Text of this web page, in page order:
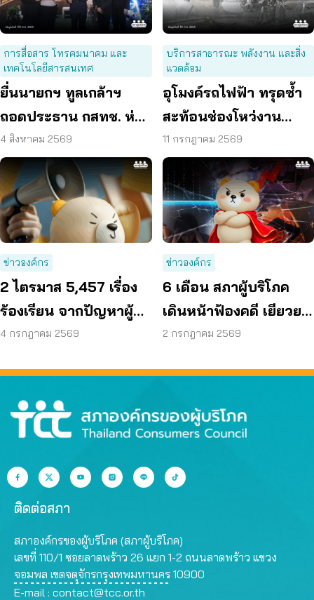
การสื่อสาร โทรคมนาคม และ
เทคโนโลยีสารสนเทศ
ยื่นนายกฯ ทูลเกล้าฯ
ถอดประธาน กสทช. ห่วง
คุ้มครองผู้บริโภคสะดุด
4 สิงหาคม 2569
บริการสาธารณะ พลังงาน และสิ่ง
แวดล้อม
อุโมงค์รถไฟฟ้า ทรุดซ้ำ
สะท้อนช่องโหว่งาน
ก่อสร้าง จี้ตรวจ
โครงสร้างใต้ดินทั้งระบบ
11 กรกฎาคม 2569
ข่าวองค์กร
2 ไตรมาส 5,457 เรื่อง
ร้องเรียน จากปัญหาผู้
บริโภค สู่การดันนโยบาย
4 กรกฎาคม 2569
ข่าวองค์กร
6 เดือน สภาผู้บริโภค
เดินหน้าฟ้องคดี เยียวยา
ได้กว่า 44 ล้านบาท
2 กรกฎาคม 2569
ติดต่อสภา
สภาองค์กรของผู้บริโภค (สภาผู้บริโภค)
เลขที่ 110/1 ซอยลาดพร้าว 26 แยก 1-2 ถนนลาดพร้าว แขวง
จอมพล เขตจตุจักรกรุงเทพมหานคร 10900
E-mail : contact@tcc.or.th